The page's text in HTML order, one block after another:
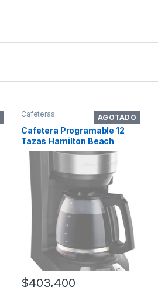
AGOTADO
Cafeteras
Cafetera Programable 12
Tazas Hamilton Beach
46290 Color Negro
$403,400